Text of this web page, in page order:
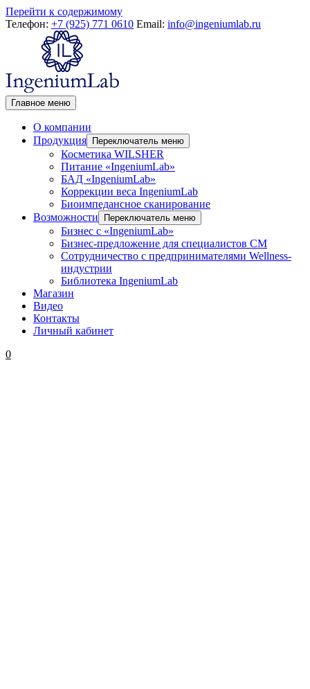
Перейти к содержимому
Телефон: +7 (925) 771 0610 Email: info@ingeniumlab.ru
Главное меню
О компании
Продукция
Переключатель меню
Косметика WILSHER
Питание «IngeniumLab»
БАД «IngeniumLab»
Коррекции веса IngeniumLab
Биоимпедансное сканирование
Возможности
Переключатель меню
Бизнес с «IngeniumLab»
Бизнес-предложение для специалистов СМ
Сотрудничество с предпринимателями Wellness-
индустрии
Библиотека IngeniumLab
Магазин
Видео
Контакты
Личный кабинет
0